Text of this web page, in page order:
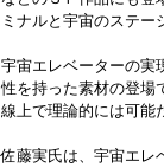
ミナルと宇宙のステー
宇宙エレベーターの実
性を持った素材の登場
線上で理論的には可能
佐藤実氏は、宇宙エレ